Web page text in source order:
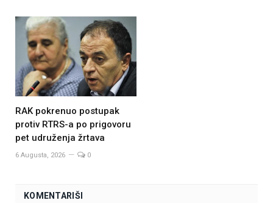
RAK pokrenuo postupak
protiv RTRS-a po prigovoru
pet udruženja žrtava
6 Augusta, 2026 0
KOMENTARIŠI